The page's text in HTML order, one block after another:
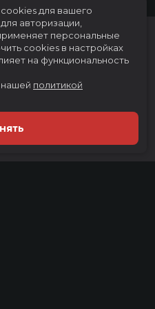
для вашего
авторизации,
персональные
cookies в настройках
на функциональность
нашей политикой